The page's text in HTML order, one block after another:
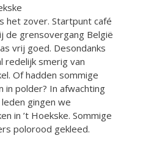
het zover. Startpunt café
de grensovergang België
vrij goed. Desondanks
redelijk smerig van
Of hadden sommige
in polder? In afwachting
gingen we
in ’t Hoekske. Sommige
polorood gekleed.